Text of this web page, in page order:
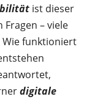
ist dieser
– viele
Wie funktioniert
digitale